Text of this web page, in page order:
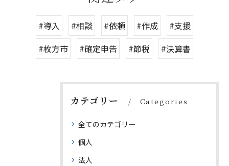
#導入 #相談 #依頼 #作成
#支援
#枚方市
#確定申告 #節税 #決算書
カテゴリー Categories
全てのカテゴリー
個人
法人